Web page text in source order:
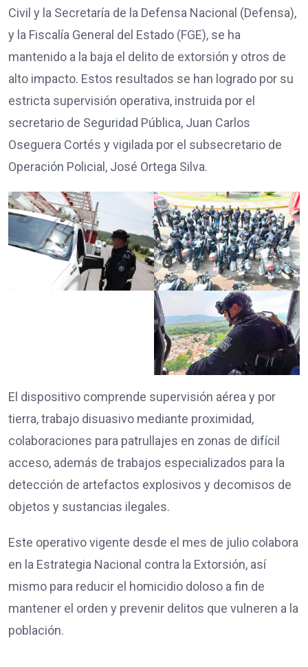
Civil y la Secretaría de la Defensa Nacional (Defensa),
y la Fiscalía General del Estado (FGE), se ha
mantenido a la baja el delito de extorsión y otros de
alto impacto. Estos resultados se han logrado por su
estricta supervisión operativa, instruida por el
secretario de Seguridad Pública, Juan Carlos
Oseguera Cortés y vigilada por el subsecretario de
Operación Policial, José Ortega Silva.
El dispositivo comprende supervisión aérea y por
tierra, trabajo disuasivo mediante proximidad,
colaboraciones para patrullajes en zonas de difícil
acceso, además de trabajos especializados para la
detección de artefactos explosivos y decomisos de
objetos y sustancias ilegales.
Este operativo vigente desde el mes de julio colabora
en la Estrategia Nacional contra la Extorsión, así
mismo para reducir el homicidio doloso a fin de
mantener el orden y prevenir delitos que vulneren a la
población.